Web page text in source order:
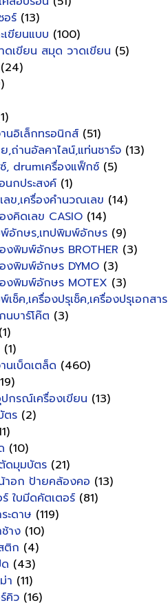
อร์ (13)
ขียนแบบ (100)
ดเขียน สมุด วาดเขียน (5)
(24)
อิเล็กทรอนิกส์ (51)
,ถ่านอัลคาไลน์,แท่นชาร์จ (13)
drumเครื่องแฟ็กซ์ (5)
นกประสงค์ (1)
ลข,เครื่องคำนวณเลข (14)
งคิดเลข CASIO (14)
อักษร,เทปพิมพ์อักษร (9)
งพิมพ์อักษร BROTHER (3)
องพิมพ์อักษร DYMO (3)
องพิมพ์อักษร MOTEX (3)
เช็ค,เครื่องปรุเช็ค,เครื่องปรุเอกสาร
นบาร์โค๊ต (3)
(1)
(1)
เบ็ดเตล็ด (460)
กรณ์เครื่องเขียน (13)
ตร (2)
(10)
ดมุมบัตร (21)
าอก ป้ายคล้องคอ (13)
ใบมีดคัตเตอร์ (81)
ะดาษ (119)
าง (10)
ติก (4)
(43)
า (11)
คิว (16)